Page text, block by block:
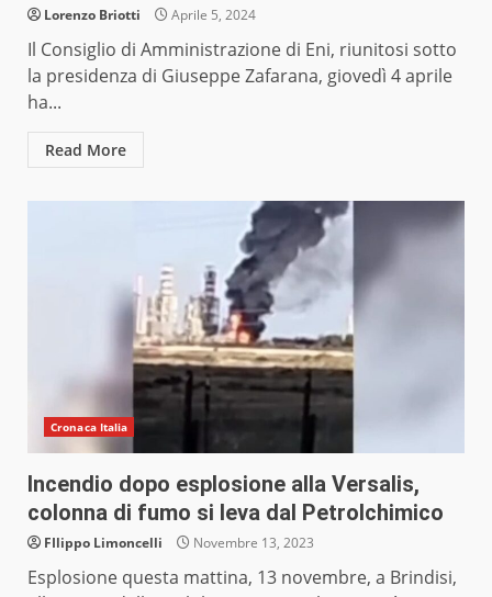
Lorenzo Briotti Aprile 5, 2024
Il Consiglio di Amministrazione di Eni, riunitosi sotto
la presidenza di Giuseppe Zafarana, giovedì 4 aprile
ha...
Read More
Cronaca Italia
Incendio dopo esplosione alla Versalis,
colonna di fumo si leva dal Petrolchimico
FIlippo Limoncelli Novembre 13, 2023
Esplosione questa mattina, 13 novembre, a Brindisi,